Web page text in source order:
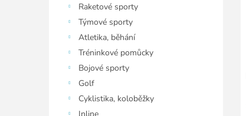
Raketové sporty
Týmové sporty
Atletika, běhání
Tréninkové pomůcky
Bojové sporty
Golf
Cyklistika, koloběžky